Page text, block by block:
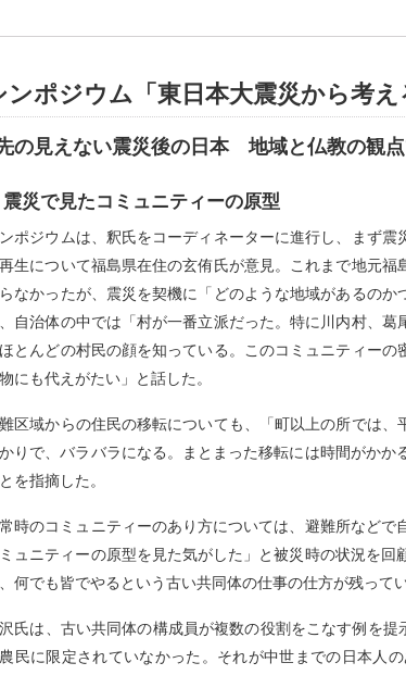
ンポジウム「東日本大震災から考
の見えない震災後の日本 地域と仏教の観
震災で見たコミュニティーの原型
ポジウムは、釈氏をコーディネーターに進行し、まず震
生について福島県在住の玄侑氏が意見。これまで地元福
なかったが、震災を契機に「どのような地域があるのか
自治体の中では「村が一番立派だった。特に川内村、葛
とんどの村民の顔を知っている。このコミュニティーの
にも代えがたい」と話した。
区域からの住民の移転についても、「町以上の所では、
りで、バラバラになる。まとまった移転には時間がか
を指摘した。
時のコミュニティーのあり方については、避難所など
ュニティーの原型を見た気がした」と被災時の状況を
何でも皆でやるという古い共同体の仕事の仕方が残って
氏は、古い共同体の構成員が複数の役割をこなす例を
民に限定されていなかった。それが中世までの日本人